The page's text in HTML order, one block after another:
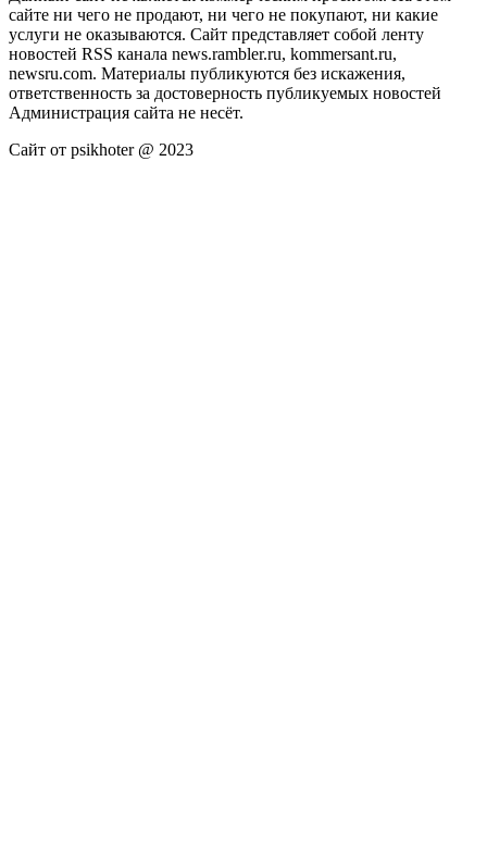
сайте ни чего не продают, ни чего не покупают, ни какие
услуги не оказываются. Сайт представляет собой ленту
новостей RSS канала news.rambler.ru, kommersant.ru,
newsru.com. Материалы публикуются без искажения,
ответственность за достоверность публикуемых новостей
Администрация сайта не несёт.
Сайт от psikhoter @ 2023